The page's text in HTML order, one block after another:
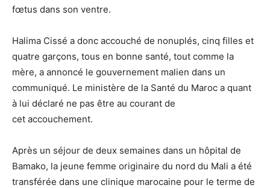
fœtus dans son ventre.
Halima Cissé a donc accouché de nonuplés, cinq filles et
quatre garçons, tous en bonne santé, tout comme la
mère, a annoncé le gouvernement malien dans un
communiqué. Le ministère de la Santé du Maroc a quant
à lui déclaré ne pas être au courant de
cet accouchement.
Après un séjour de deux semaines dans un hôpital de
Bamako, la jeune femme originaire du nord du Mali a été
transférée dans une clinique marocaine pour le terme de